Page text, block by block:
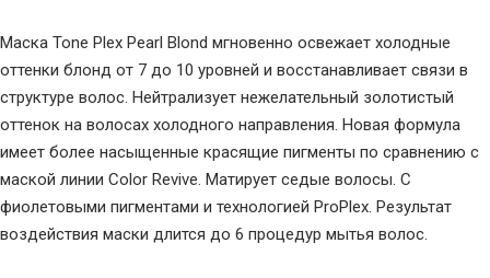
Маска Tone Plex Pearl Blond мгновенно освежает холодные
оттенки блонд от 7 до 10 уровней и восстанавливает связи в
структуре волос. Нейтрализует нежелательный золотистый
оттенок на волосах холодного направления. Новая формула
имеет более насыщенные красящие пигменты по сравнению с
маской линии Color Revive. Матирует седые волосы. С
фиолетовыми пигментами и технологией ProPlex. Результат
воздействия маски длится до 6 процедур мытья волос.